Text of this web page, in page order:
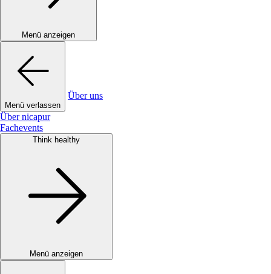
Menü anzeigen
Menü verlassen
Über uns
Über nicapur
Fachevents
Think healthy
Menü anzeigen